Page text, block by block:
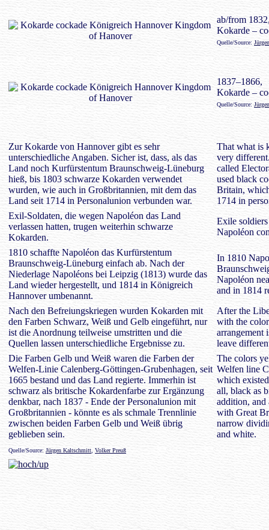
ab/from
Kokarde –
Quelle/Source:
1837–1866,
Kokarde –
Quelle/Source:
Zur Kokarde von Hannover gibt es sehr
unterschiedliche Angaben. Sicher ist, dass, als das
Land noch Kurfürstentum Braunschweig-Lüneburg
hieß, bis 1803 schwarze Kokarden verwendet
wurden, wie auch in Großbritannien, mit dem das
Land seit 1714 in Personalunion verbunden war.
That what is
very
called
used black
Britain,
1714 in
Exil-Soldaten, die wegen Napoléon das Land
verlassen hatten, trugen weiterhin schwarze
Kokarden.
Exile
Napoléon
1810 schaffte Napoléon das Kurfürstentum
Braunschweig-Lüneburg einfach ab. Nach der
Niederlage Napoléons bei Leipzig (1813) wurde das
Land wieder hergestellt, und 1814 in Königreich
Hannover umbenannt.
In 1810
Napoléon
and in 1814
Nach den Befreiungskriegen wurden Kokarden mit
den Farben Schwarz, Weiß und Gelb eingeführt, nur
ist die Anordnung teilweise umstritten und die
Quellen lassen unterschiedliche Ergebnisse zu.
After the
with the
arrangement
leave
Die Farben Gelb und Weiß waren die Farben der
Welfen-Linie Calenberg-Göttingen-Grubenhagen, seit
1665 bestand und das Land regierte. Immerhin ist
schwarz als britische Kokardenfarbe zur Ergänzung
denkbar, nach 1837 - Ende der Personalunion mit
Großbritannien - könnte es als schmale Trennlinie
zwischen beiden Farben Gelb und Weiß übrig
geblieben sein.
The colors
Welfen line
which
all, black as
addition, and
with Great
narrow
and white.
Quelle/Source: Jürgen Kaltschmitt Volker Preuß